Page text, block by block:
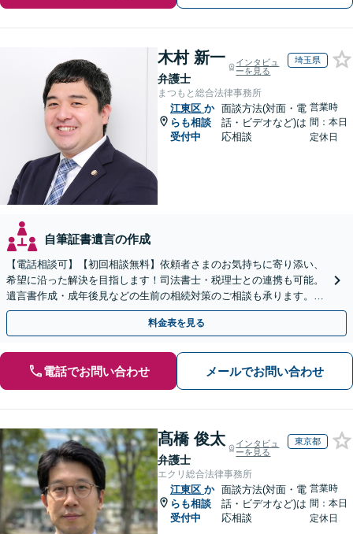
木村 新一
弁護士
インタビュ
ーを見る
埼玉県
まつもと総合法律事務所
江東区 か
らも相談
受付中
面談方法(対面・電
話・ビデオなど)は
応相談
営業時
間：本日
定休日
自筆証書遺言の作成
【電話相談可】【初回相談無料】依頼者さまのお気持ちに寄り添い、
希望に沿った解決を目指します！司法書士・税理士との連携も可能。
遺言書作成・成年後見などの生前の相続対策のご相談も承ります。
【夜間／休日の相談可能】
料金表を見る
電話でお問い合わせ メールでお問い合わせ
髙橋 俊太
弁護士
インタビュ
ーを見る
東京都
エクリ総合法律事務所
江東区 か
らも相談
受付中
面談方法(対面・電
話・ビデオなど)は
応相談
営業時
間：本日
定休日